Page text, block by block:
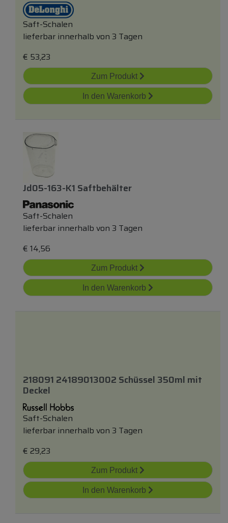
Saft-Schalen
lieferbar innerhalb von 3 Tagen
€ 53,23
Zum Produkt
In den Warenkorb
Jd05-163-K1 Saftbehälter
Saft-Schalen
lieferbar innerhalb von 3 Tagen
€ 14,56
Zum Produkt
In den Warenkorb
218091 24189013002 Schüssel 350ml mit
Deckel
Saft-Schalen
lieferbar innerhalb von 3 Tagen
€ 29,23
Zum Produkt
In den Warenkorb